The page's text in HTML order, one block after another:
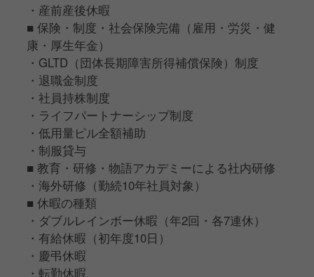
・産前産後休暇
■ 保険・制度・社会保険完備（雇用・労災・健
康・厚生年金）
・GLTD（団体長期障害所得補償保険）制度
・退職金制度
・社員持株制度
・ライフパートナーシップ制度
・低用量ピル全額補助
・制服貸与
■ 教育・研修・物語アカデミーによる社内研修
・海外研修（勤続10年社員対象）
■ 休暇の種類
・ダブルレインボー休暇（年2回・各7連休）
・有給休暇（初年度10日）
・慶弔休暇
・転勤休暇